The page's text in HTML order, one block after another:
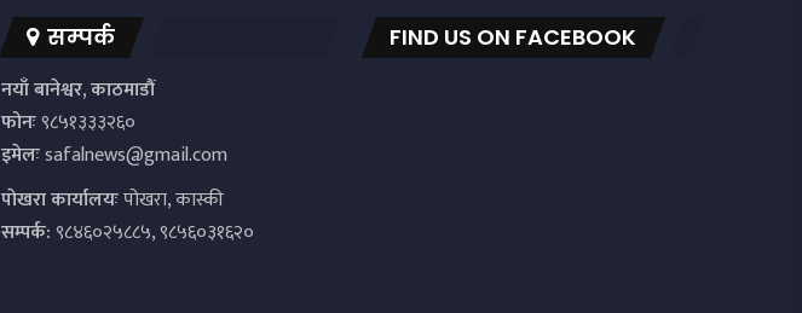
सम्पर्क
नयाँ बानेश्वर, काठमाडौं
फोनः९८५१३३३२६०
इमेलःsafalnews@gmail.com
पाेखरा कार्यालयःपोखरा, कास्की
सम्पर्क:९८४६०२५८८५, ९८५६०३१६२०
FIND US ON FACEBOOK